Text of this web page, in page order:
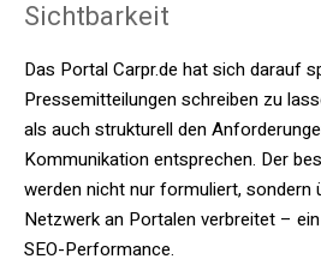
Sichtbarkeit
Das Portal Carpr.de hat sich darauf
Pressemitteilungen schreiben zu
als auch strukturell den
Kommunikation entsprechen. Der
werden nicht nur formuliert, sondern
Netzwerk an Portalen verbreitet –
SEO-Performance.